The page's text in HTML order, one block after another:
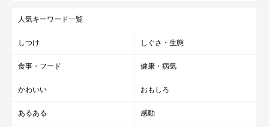
人気キーワード一覧
しつけ しぐさ・生態
食事・フード 健康・病気
かわいい おもしろ
あるある 感動